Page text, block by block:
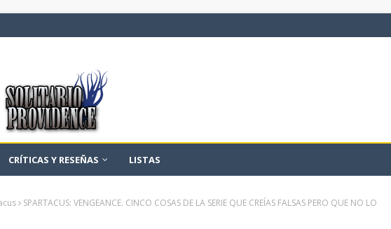
CRÍTICAS Y RESEÑAS LISTAS
SPARTACUS: VENGEANCE. CINCO COSAS DE LA SERIE QUE CREÍAS FALSAS PERO QUE NO LO